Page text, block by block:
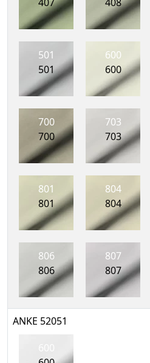
407
408
501
501
600
600
700
700
703
703
801
801
804
804
806
806
807
807
ANKE 52051